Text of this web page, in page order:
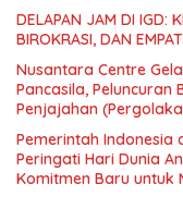
DELAPAN JAM DI IGD:
BIROKRASI, DAN
Nusantara Centre
Pancasila,
Penjajahan
Simposium Nasional
Nasional dan
Menuju Indonesia
Pemerintah Indonesia
Peringati Hari Dunia
Komitmen Baru untuk